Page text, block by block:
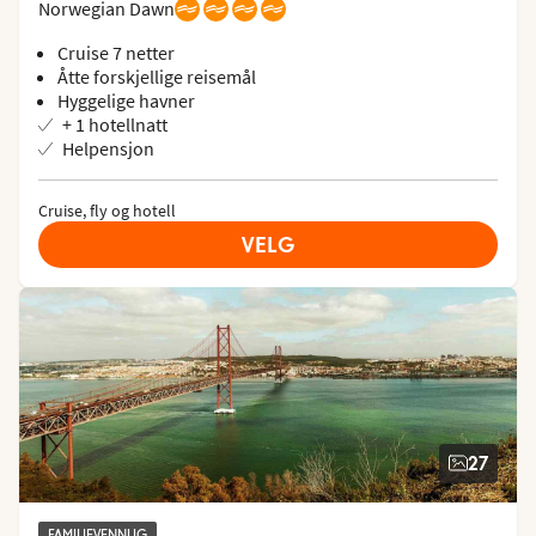
Norwegian Dawn
Cruise 7 netter
Åtte forskjellige reisemål
Hyggelige havner
+ 1 hotellnatt
Helpensjon
Cruise, fly og hotell
VELG
27